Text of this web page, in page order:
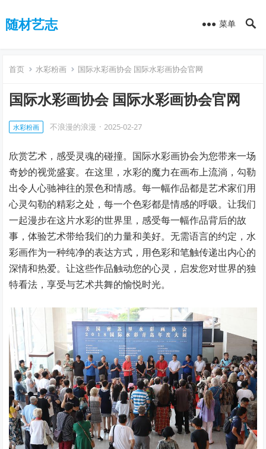
随材艺志 菜单
首页 水彩粉画 国际水彩画协会 国际水彩画协会官网
国际水彩画协会 国际水彩画协会官网
水彩粉画 不浪漫的浪漫 · 2025-02-27
欣赏艺术，感受灵魂的碰撞。国际水彩画协会为您带来一场
奇妙的视觉盛宴。在这里，水彩的魔力在画布上流淌，勾勒
出令人心驰神往的景色和情感。每一幅作品都是艺术家们用
心灵勾勒的精彩之处，每一个色彩都是情感的呼吸。让我们
一起漫步在这片水彩的世界里，感受每一幅作品背后的故
事，体验艺术带给我们的力量和美好。无需语言的约定，水
彩画作为一种纯净的表达方式，用色彩和笔触传递出内心的
深情和热爱。让这些作品触动您的心灵，启发您对世界的独
特看法，享受与艺术共舞的愉悦时光。